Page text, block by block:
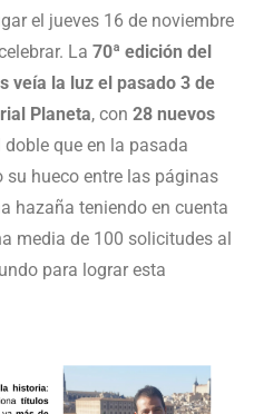
el jueves 16 de noviembre
La 70ª edición del
veía la luz el pasado 3 de
Planeta, con 28 nuevos
doble que en la pasada
hueco entre las páginas
hazaña teniendo en cuenta
media de 100 solicitudes al
para lograr esta